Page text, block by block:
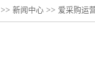
>>新闻中心 >> 爱采购运